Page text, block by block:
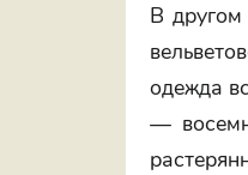
В
одежда
—